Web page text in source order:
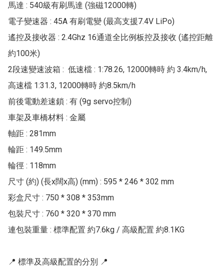
馬達 : 540級有刷馬達 (強磁12000轉)
電子變速器 : 45A 有刷電變 (最高支援7.4V LiPo)
遙控及接收器 : 2.4Ghz 16通道全比例板控及接收 (遙控距離
約100米)
2段速變速波箱 :  低速檔 : 1:78.26, 12000轉時 約 3.4km/h,
高速檔 1:31.3, 12000轉時 約8.5km/h
前後電動差速鎖 : 有 (9g servo控制)
車架及車橋材料 : 金屬
軸距 : 281mm
輪距 : 149.5mm
輪徑 : 118mm
尺寸 (約) (長x闊x高) (mm) : 595 * 246 * 302 mm
彩盒尺寸 : 750 * 308 * 353mm
包裝尺寸 : 760 * 320 * 370 mm
連包裝重量 : 標準配置 約7.6kg / 高級配置 約8.1KG
📍 標準及高級配置的分別 📍